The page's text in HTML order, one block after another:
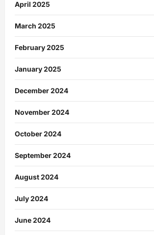
April 2025
March 2025
February 2025
January 2025
December 2024
November 2024
October 2024
September 2024
August 2024
July 2024
June 2024